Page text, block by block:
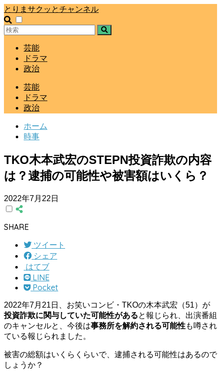
とりまサクッとチャンネル
芸能
ドラマ
政治
芸能
ドラマ
政治
ホーム
時事
TKO木本武宏のSTEPN投資詐欺の内容
は？逮捕の可能性や被害額はいくら？
2022年7月22日
SHARE
ツイート
シェア
はてブ
LINE
Pocket
2022年7月21日、お笑いコンビ・TKOの木本武宏（51）が
投資詐欺に関与していた可能性があると報じられ、出演番組
のキャンセルと、今後は事務所を解約される可能性も噂され
ている報じられました。
被害の総額はいくらくらいで、逮捕される可能性はあるので
しょうか？